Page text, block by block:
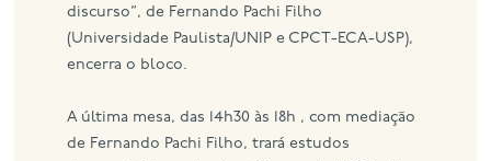
discurso”, de Fernando Pachi Filho
(Universidade Paulista/UNIP e CPCT-ECA-USP),
encerra o bloco.
A última mesa, das 14h30 às 18h , com mediação
de Fernando Pachi Filho, trará estudos